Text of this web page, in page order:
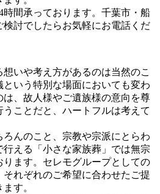
時間承っております。千葉市・船
検討でしたらお気軽にお電話くだ
想いや考え方があるのは当然のこ
いう特別な場面においても変わ
は、故人様やご遺族様の意向を尊
ことだと、ハートフルは考えて
んのこと、宗教や宗派にとらわ
行える「小さな家族葬」では無宗
ります。セレモグループとしての
れぞれのご希望に合わせたご提
す。